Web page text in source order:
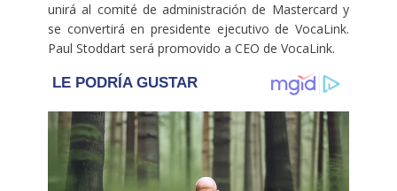
unirá al comité de administración de Mastercard y
se convertirá en presidente ejecutivo de VocaLink.
Paul Stoddart será promovido a CEO de VocaLink.